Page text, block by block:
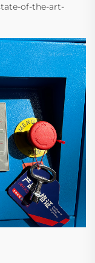
of-the-art-